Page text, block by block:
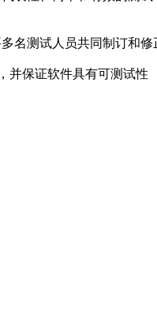
名测试人员共同制订和修
并保证软件具有可测试性